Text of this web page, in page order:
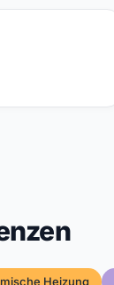
Heizung